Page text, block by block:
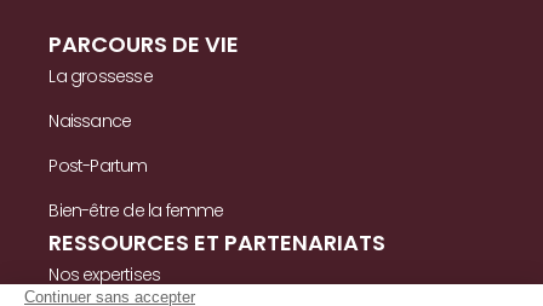
PARCOURS DE VIE
La grossesse
Naissance
Post-Partum
Bien-être de la femme
RESSOURCES ET PARTENARIATS
Nos expertises